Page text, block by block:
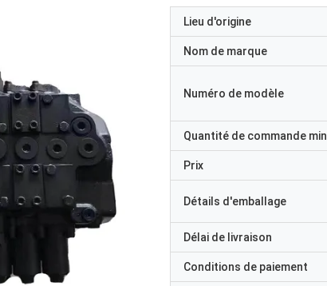
Lieu d'origine
Nom de marque
Numéro de modèle
Quantité de commande min
Prix
Détails d'emballage
Délai de livraison
Conditions de paiement